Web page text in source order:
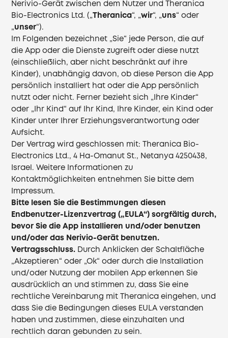
Nerivio-Gerät zwischen dem Nutzer und Theranica
Bio-Electronics Ltd. („ Theranica “, „wir“, „uns“ oder
„unser“).
Im Folgenden bezeichnet „Sie“ jede Person, die auf
die App oder die Dienste zugreift oder diese nutzt
(einschließlich, aber nicht beschränkt auf ihre
Kinder), unabhängig davon, ob diese Person die App
persönlich installiert hat oder die App persönlich
nutzt oder nicht. Ferner bezieht sich „Ihre Kinder“
oder „Ihr Kind“ auf Ihr Kind, Ihre Kinder, ein Kind oder
Kinder unter Ihrer Erziehungsverantwortung oder
Aufsicht.
Der Vertrag wird geschlossen mit: Theranica Bio-
Electronics Ltd., 4 Ha-Omanut St., Netanya 4250438,
Israel. Weitere Informationen zu
Kontaktmöglichkeiten entnehmen Sie bitte dem
Impressum.
Bitte lesen Sie die Bestimmungen diesen
Endbenutzer-Lizenzvertrag („EULA“) sorgfältig durch,
bevor Sie die App installieren und/oder benutzen
und/oder das Nerivio-Gerät benutzen.
Vertragsschluss. Durch Anklicken der Schaltfläche
„Akzeptieren“ oder „Ok“ oder durch die Installation
und/oder Nutzung der mobilen App erkennen Sie
ausdrücklich an und stimmen zu, dass Sie eine
rechtliche Vereinbarung mit Theranica eingehen, und
dass Sie die Bedingungen dieses EULA verstanden
haben und zustimmen, diese einzuhalten und
rechtlich daran gebunden zu sein.